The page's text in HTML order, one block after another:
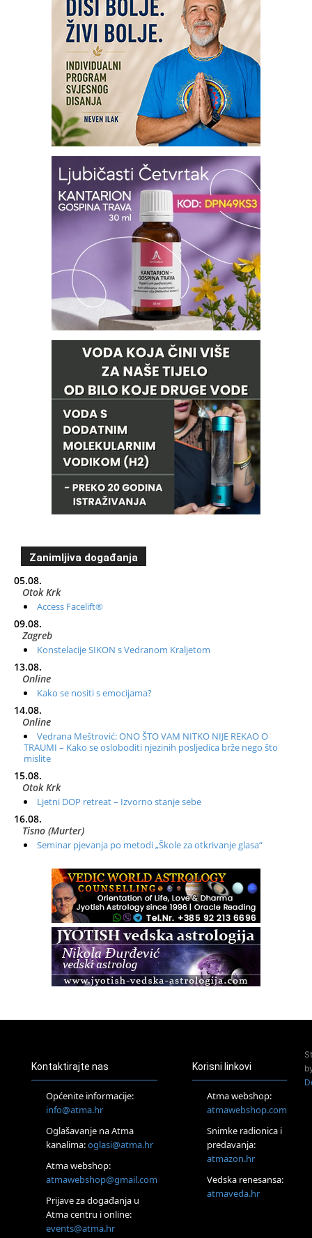
Zanimljiva događanja
05.08.
Otok Krk
Access Facelift®
09.08.
Zagreb
Konstelacije SIKON s Vedranom Kraljetom
13.08.
Online
Kako se nositi s emocijama?
14.08.
Online
Vedrana Meštrović: ONO ŠTO VAM NITKO NIJE REKAO O
TRAUMI – Kako se osloboditi njezinih posljedica brže nego što
mislite
15.08.
Otok Krk
Ljetni DOP retreat – Izvorno stanje sebe
16.08.
Tisno (Murter)
Seminar pjevanja po metodi „Škole za otkrivanje glasa“
Radionica: Pomagači iz drugih dimenzija Online – otvoreno za
Zagreb+Online
Osnovni ThetaHealing® tečaj, Zagreb i Online
Access BARS®, otpusti stres
Pjesma srca / Zagreb
Tečaj Višeg Vodstva, razvijanja intuicije i Akaša zapisa
Online
Postanite Nositelj Vibracije Nove Zemlje
Visoko
Alemka Dauskardt – Jednodnevna radionica sistemskih
konstelacija
Zagreb
Kontaktirajte nas
Općenite informacije:
info@atma.hr
Oglašavanje na Atma
kanalima:oglasi@atma.hr
Atma webshop:
atmawebshop@gmail.com
Prijave za događanja u
Atma centru i online:
events@atma.hr
Korisni linkovi
Atma webshop:
atmawebshop.com
Snimke radionica i
predavanja:
atmazon.hr
Vedska renesansa:
atmaveda.hr